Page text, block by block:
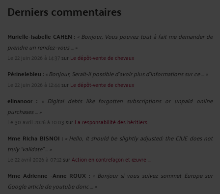
Derniers commentaires
Murielle-Isabelle CAHEN : « Bonjour, Vous pouvez tout à fait me demander de
prendre un rendez-vous ... »
Le 22 juin 2026 à 14:37sur Le dépôt-vente de chevaux
Périnelebleu :« Bonjour, Serait-il possible d'avoir plus d'informations sur ce ... »
Le 22 juin 2026 à 12:44 sur Le dépôt-vente de chevaux
elinanoor : « Digital debts like forgotten subscriptions or unpaid online
purchases ... »
Le 30 avril 2026 à 10:03 sur La responsabilité des héritiers ...
Mme Richa BISNOI : « Hello, It should be slightly adjusted: the CJUE does not
truly “validate” ... »
Le 22 avril 2026 à 07:12surAction en contrefaçon et œuvre ...
Mme Adrienne -Anne ROUX : « Bonjour si vous suivez sommet Europe sur
Google article de youtube donc ... »